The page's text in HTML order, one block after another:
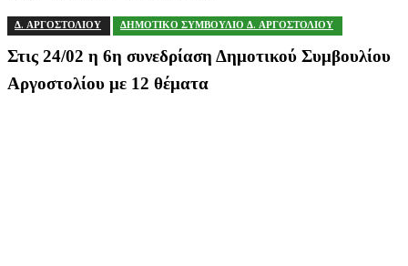
Δ. ΑΡΓΟΣΤΟΛΙΟΥ ΔΗΜΟΤΙΚΟ ΣΥΜΒΟΥΛΙΟ Δ. ΑΡΓΟΣΤΟΛΙΟΥ
Στις 24/02 η 6η συνεδρίαση Δημοτικού Συμβουλίου
Αργοστολίου με 12 θέματα